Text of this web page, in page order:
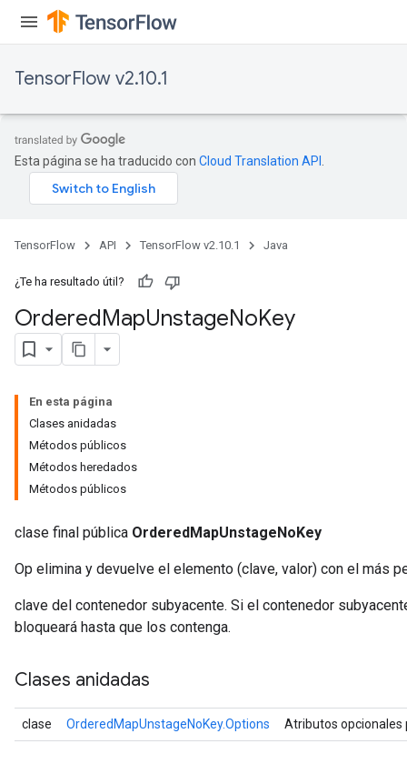
TensorFlow v2.10.1
Esta página se ha traducido con Cloud Translation API
TensorFlow API TensorFlow v2.10.1 Java
¿Te ha resultado útil?
OrderedMapUnstageNoKey
En esta página
Clases anidadas
Métodos públicos
Métodos heredados
Métodos públicos
clase final pública OrderedMapUnstageNoKey
Op elimina y devuelve el elemento (clave, valor) con el más
clave del contenedor subyacente. Si el contenedor
bloqueará hasta que los contenga.
Clases anidadas
clase OrderedMapUnstageNoKey.Options Atributos opcionales